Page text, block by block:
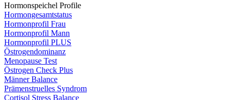
Hormonspeichel Profile
Hormongesamtstatus
Hormonprofil Frau
Hormonprofil Mann
Hormonprofil PLUS
Östrogendominanz
Menopause Test
Östrogen Check Plus
Männer Balance
Prämenstruelles Syndrom
Cortisol Stress Balance